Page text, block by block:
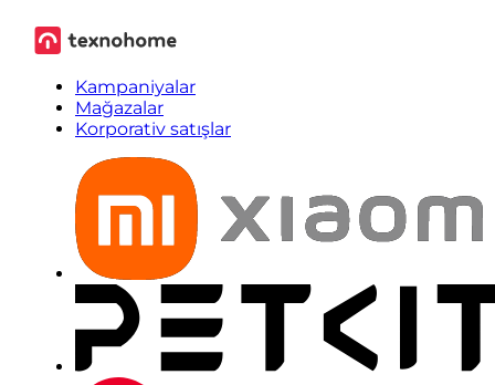
Kampaniyalar
Mağazalar
Korporativ satışlar